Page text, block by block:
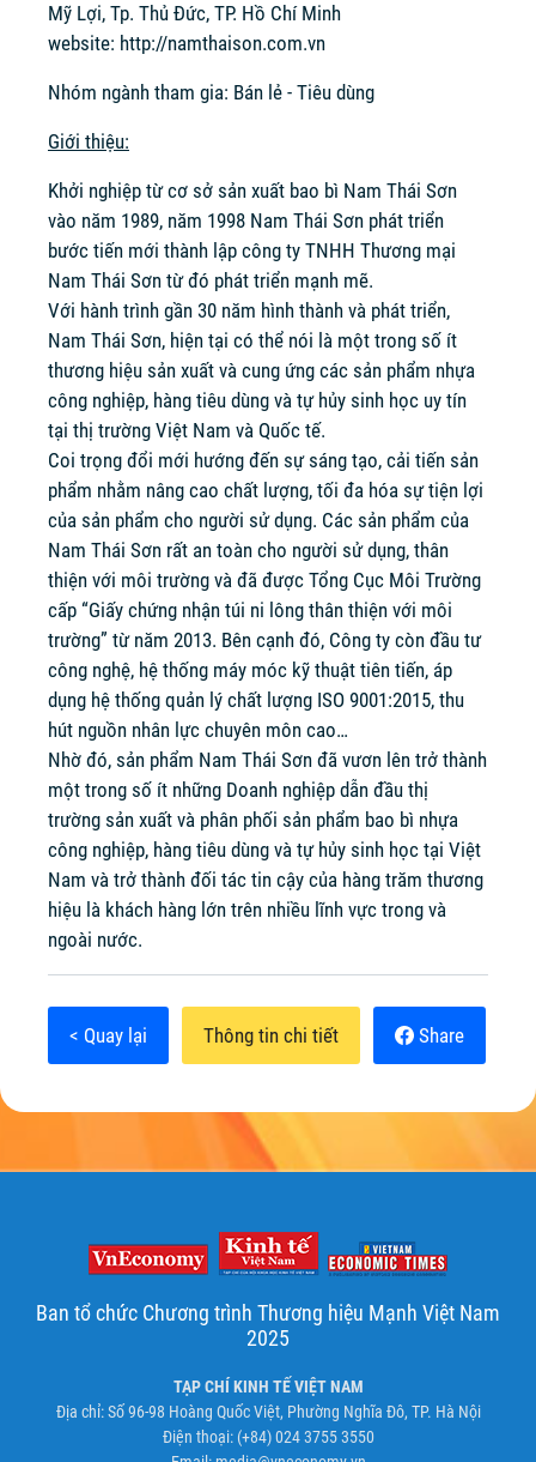
Mỹ Lợi, Tp. Thủ Đức, TP. Hồ Chí Minh
website: http://namthaison.com.vn
Nhóm ngành tham gia: Bán lẻ - Tiêu dùng
Giới thiệu:
Khởi nghiệp từ cơ sở sản xuất bao bì Nam Thái Sơn
vào năm 1989, năm 1998 Nam Thái Sơn phát triển
bước tiến mới thành lập công ty TNHH Thương mại
Nam Thái Sơn từ đó phát triển mạnh mẽ.
Với hành trình gần 30 năm hình thành và phát triển,
Nam Thái Sơn, hiện tại có thể nói là một trong số ít
thương hiệu sản xuất và cung ứng các sản phẩm nhựa
công nghiệp, hàng tiêu dùng và tự hủy sinh học uy tín
tại thị trường Việt Nam và Quốc tế.
Coi trọng đổi mới hướng đến sự sáng tạo, cải tiến sản
phẩm nhằm nâng cao chất lượng, tối đa hóa sự tiện lợi
của sản phẩm cho người sử dụng. Các sản phẩm của
Nam Thái Sơn rất an toàn cho người sử dụng, thân
thiện với môi trường và đã được Tổng Cục Môi Trường
cấp “Giấy chứng nhận túi ni lông thân thiện với môi
trường” từ năm 2013. Bên cạnh đó, Công ty còn đầu tư
công nghệ, hệ thống máy móc kỹ thuật tiên tiến, áp
dụng hệ thống quản lý chất lượng ISO 9001:2015, thu
hút nguồn nhân lực chuyên môn cao…
Nhờ đó, sản phẩm Nam Thái Sơn đã vươn lên trở thành
một trong số ít những Doanh nghiệp dẫn đầu thị
trường sản xuất và phân phối sản phẩm bao bì nhựa
công nghiệp, hàng tiêu dùng và tự hủy sinh học tại Việt
Nam và trở thành đối tác tin cậy của hàng trăm thương
hiệu là khách hàng lớn trên nhiều lĩnh vực trong và
ngoài nước.
< Quay lại Thông tin chi tiết Share
Ban tổ chức Chương trình Thương hiệu Mạnh Việt Nam
2025
TẠP CHÍ KINH TẾ VIỆT NAM
Địa chỉ: Số 96-98 Hoàng Quốc Việt, Phường Nghĩa Đô, TP. Hà Nội
Điện thoại: (+84) 024 3755 3550